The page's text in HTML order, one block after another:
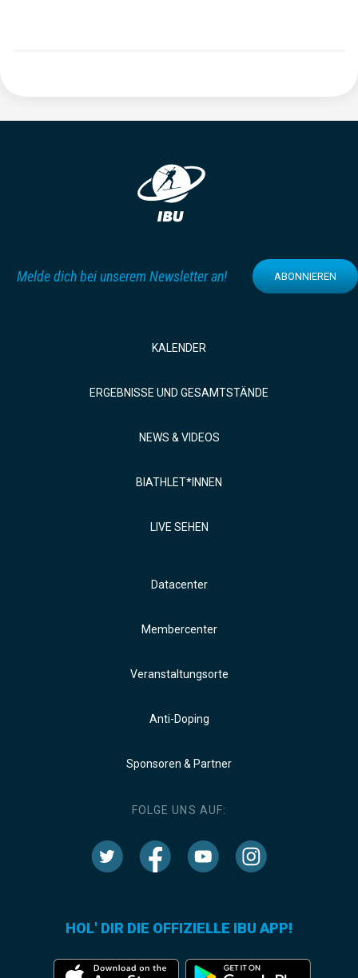
Melde dich bei unserem Newsletter an! ABONNIEREN
KALENDER
ERGEBNISSE UND GESAMTSTÄNDE
NEWS & VIDEOS
BIATHLET*INNEN
LIVE SEHEN
Datacenter
Membercenter
Veranstaltungsorte
Anti-Doping
Sponsoren & Partner
FOLGE UNS AUF:
HOL' DIR DIE OFFIZIELLE IBU APP!